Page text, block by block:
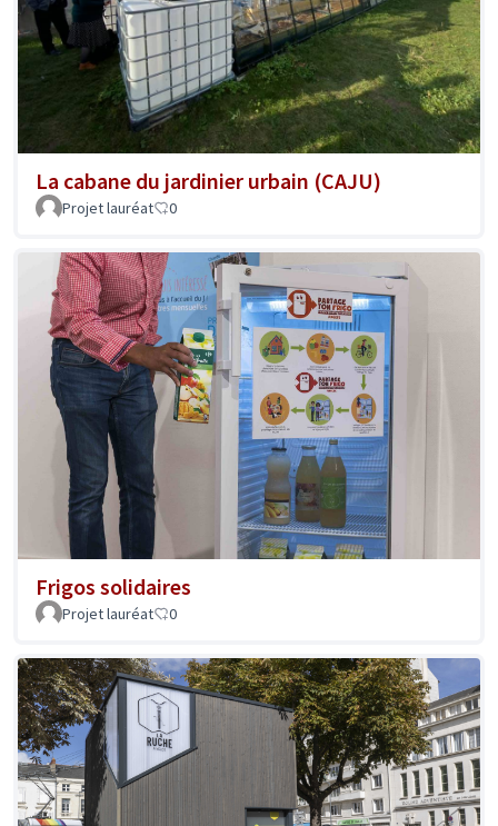
La cabane du jardinier urbain (CAJU)
Projet lauréat 0
Frigos solidaires
Projet lauréat 0